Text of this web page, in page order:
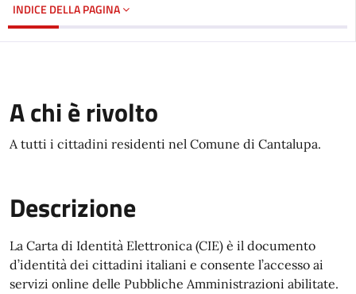
INDICE DELLA PAGINA
A chi è rivolto
A tutti i cittadini residenti nel Comune di Cantalupa.
Descrizione
La Carta di Identità Elettronica (CIE) è il documento
d’identità dei cittadini italiani e consente l’accesso ai
servizi online delle Pubbliche Amministrazioni abilitate.